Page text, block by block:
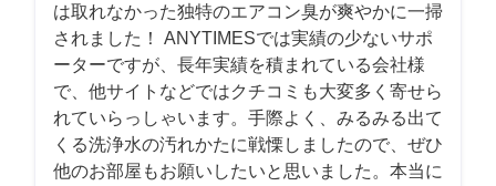
は取れなかった独特のエアコン臭が爽やかに一掃
されました！ ANYTIMESでは実績の少ないサポ
ーターですが、長年実績を積まれている会社様
で、他サイトなどではクチコミも大変多く寄せら
れていらっしゃいます。手際よく、みるみる出て
くる洗浄水の汚れかたに戦慄しましたので、ぜひ
他のお部屋もお願いしたいと思いました。本当に